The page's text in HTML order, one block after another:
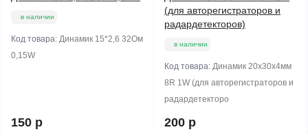
в наличии
Код товара: Динамик 15*2,6 32Ом
0,15W
150 р
(для авторегистраторов и
радардетекторов)
в наличии
Код товара: Динамик 20х30х4мм
8R 1W (для авторегистраторов и
радардетекторо
200 р